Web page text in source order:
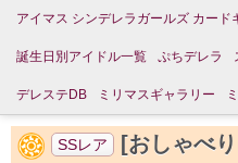
アイマス シンデレラガールズ カード
誕生日別アイドル一覧 ぷちデレラ
デレステDB ミリマスギャラリー
SSレア [おしゃべ